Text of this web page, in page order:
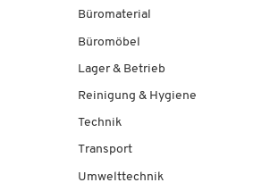
Büromaterial
Büromöbel
Lager & Betrieb
Reinigung & Hygiene
Technik
Transport
Umwelttechnik